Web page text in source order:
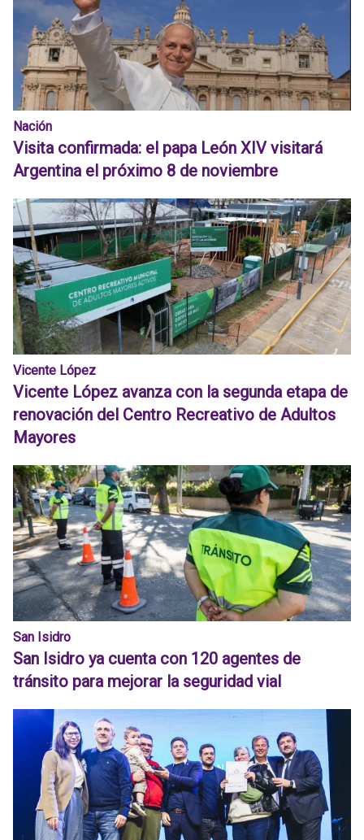
Nación
Visita confirmada: el papa León XIV visitará
Argentina el próximo 8 de noviembre
Vicente López
Vicente López avanza con la segunda etapa de
renovación del Centro Recreativo de Adultos
Mayores
San Isidro
San Isidro ya cuenta con 120 agentes de
tránsito para mejorar la seguridad vial